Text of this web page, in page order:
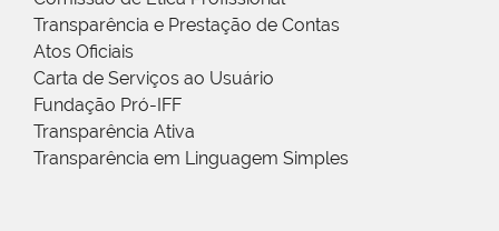
Transparência e Prestação de Contas
Atos Oficiais
Carta de Serviços ao Usuário
Fundação Pró-IFF
Transparência Ativa
Transparência em Linguagem Simples